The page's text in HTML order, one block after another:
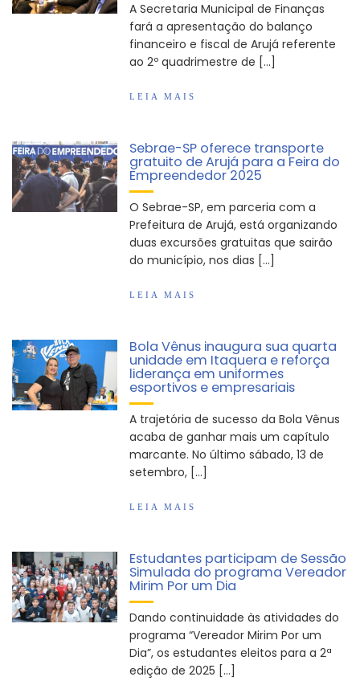
A Secretaria Municipal de Finanças
fará a apresentação do balanço
financeiro e fiscal de Arujá referente
ao 2º quadrimestre de […]
LEIA MAIS
Sebrae-SP oferece transporte
gratuito de Arujá para a Feira do
Empreendedor 2025
O Sebrae-SP, em parceria com a
Prefeitura de Arujá, está organizando
duas excursões gratuitas que sairão
do município, nos dias […]
LEIA MAIS
Bola Vênus inaugura sua quarta
unidade em Itaquera e reforça
liderança em uniformes
esportivos e empresariais
A trajetória de sucesso da Bola Vênus
acaba de ganhar mais um capítulo
marcante. No último sábado, 13 de
setembro, […]
LEIA MAIS
Estudantes participam de Sessão
Simulada do programa Vereador
Mirim Por um Dia
Dando continuidade às atividades do
programa “Vereador Mirim Por um
Dia”, os estudantes eleitos para a 2ª
edição de 2025 […]